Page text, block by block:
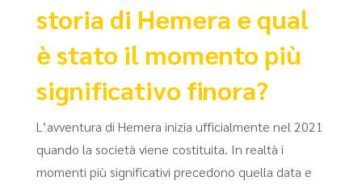
storia di Hemera e qual
è stato il momento più
significativo finora?
L’avventura di Hemera inizia ufficialmente nel 2021
quando la società viene costituita. In realtà i
momenti più significativi precedono quella data e